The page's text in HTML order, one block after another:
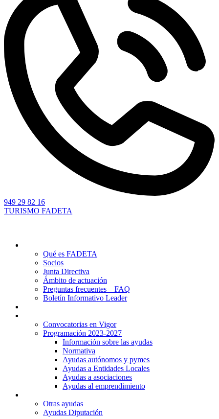
949 29 82 16
TURISMO FADETA
Qué es FADETA
Socios
Junta Directiva
Ámbito de actuación
Preguntas frecuentes – FAQ
Boletín Informativo Leader
Convocatorias en Vigor
Programación 2023-2027
Información sobre las ayudas
Normativa
Ayudas autónomos y pymes
Ayudas a Entidades Locales
Ayudas a asociaciones
Ayudas al emprendimiento
Otras ayudas
Ayudas Diputación